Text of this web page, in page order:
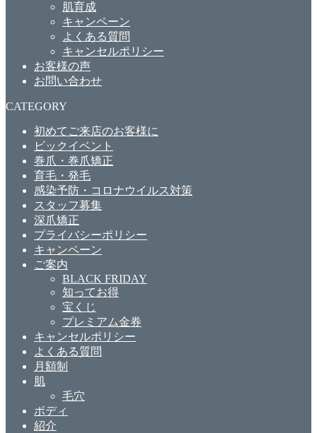
肌育成
キャンペーン
よくある質問
キャンセルポリシー
お客様の声
お問い合わせ
CATEGORY
初めてご来店のお客様に
ビックイベント
巻爪・巻爪矯正
育毛・発毛
感染予防・コロナウイルス対策
スタッフ募集
深爪矯正
プライバシーポリシー
キャンペーン
ご案内
BLACK FRIDAY
知ってお得
宝くじ
プレミアム金券
キャンセルポリシー
よくある質問
月額制
肌
毛穴
ボディ
紹介